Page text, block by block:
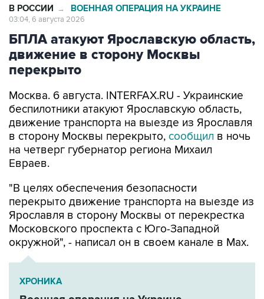
В РОССИИ → ВОЕННАЯ ОПЕРАЦИЯ НА УКРАИНЕ
03:04, 6 августа 2026
БПЛА атакуют Ярославскую область,
движение в сторону Москвы
перекрыто
Москва. 6 августа. INTERFAX.RU - Украинские
беспилотники атакуют Ярославскую область,
движение транспорта на выезде из Ярославля
в сторону Москвы перекрыто, сообщил в ночь
на четверг губернатор региона Михаил
Евраев.
"В целях обеспечения безопасности
перекрыто движение транспорта на выезде из
Ярославля в сторону Москвы от перекрестка
Московского проспекта с Юго-Западной
окружной", - написал он в своем канале в Мах.
ХРОНИКА